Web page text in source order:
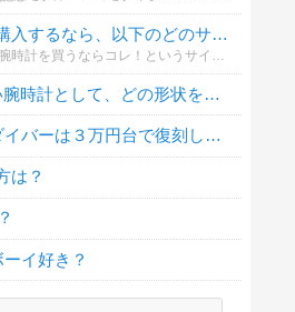
新しく腕時計を購入するなら、以下のどのサイズの物を選択しますか？
2本目に買いたい腕時計として、どの形状を選びますか？
seiko セカンドダイバーは３万円台で復刻して欲しい
は？
イ好き？